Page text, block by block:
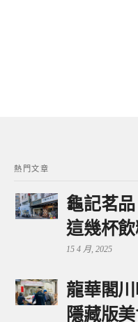
熱門文章
龜記茗
這幾杯
15 4 月, 2025
龍華閣
隱藏版